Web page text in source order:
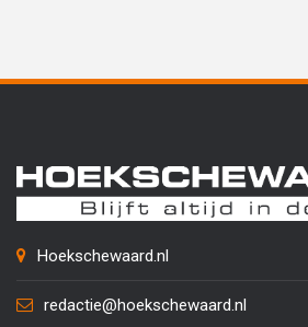
Hoekschewaard.nl
redactie@hoekschewaard.nl